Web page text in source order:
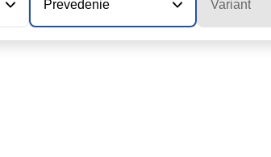
Prevedenie Variant